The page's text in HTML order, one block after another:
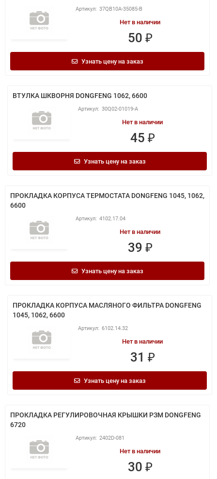
37QB10A-35085-B
Нет в наличии
50 ₽
Узнать цену на заказ
ВТУЛКА ШКВОРНЯ DONGFENG 1062, 6600
30Q02-01019-A
Нет в наличии
45 ₽
Узнать цену на заказ
ПРОКЛАДКА КОРПУСА ТЕРМОСТАТА DONGFENG 1045, 1062,
6600
4102.17.04
Нет в наличии
39 ₽
Узнать цену на заказ
ПРОКЛАДКА КОРПУСА МАСЛЯНОГО ФИЛЬТРА DONGFENG
1045, 1062, 6600
6102.14.32
Нет в наличии
31 ₽
Узнать цену на заказ
ПРОКЛАДКА РЕГУЛИРОВОЧНАЯ КРЫШКИ РЗМ DONGFENG
6720
2402D-081
Нет в наличии
30 ₽